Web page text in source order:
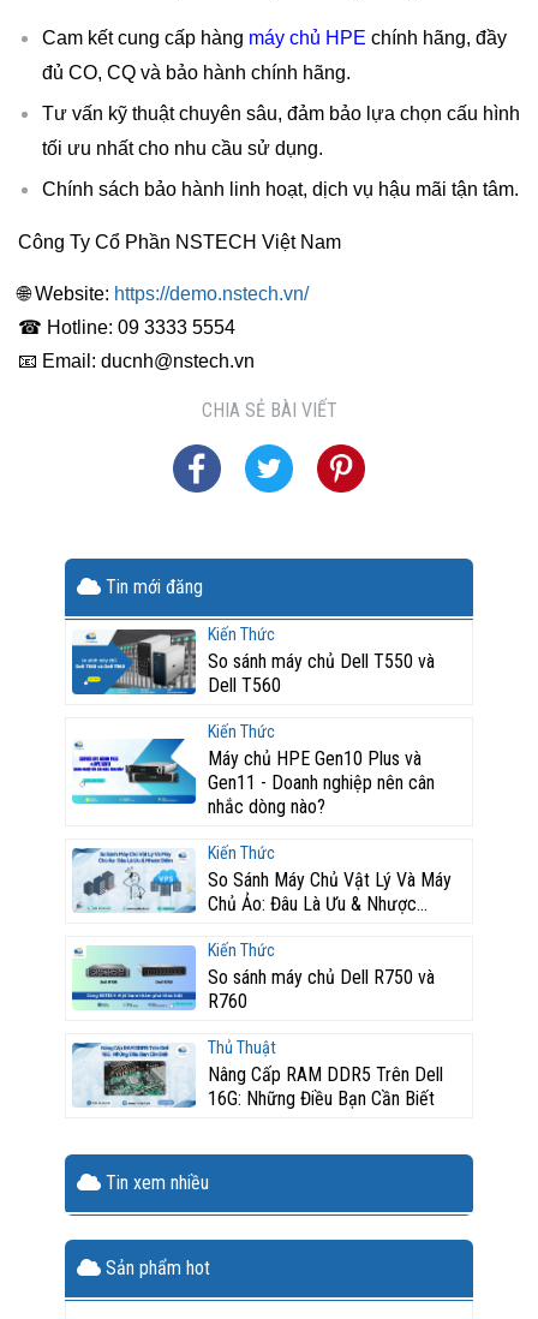
Cam kết cung cấp hàng máy chủ HPE chính hãng, đầy
đủ CO, CQ và bảo hành chính hãng.
Tư vấn kỹ thuật chuyên sâu, đảm bảo lựa chọn cấu hình
tối ưu nhất cho nhu cầu sử dụng.
Chính sách bảo hành linh hoạt, dịch vụ hậu mãi tận tâm.
Công Ty Cổ Phần NSTECH Việt Nam
🌐 Website: https://demo.nstech.vn/
☎ Hotline: 09 3333 5554
📧 Email: ducnh@nstech.vn
CHIA SẺ BÀI VIẾT
Tin mới đăng
Kiến Thức
So sánh máy chủ Dell T550 và
Dell T560
Kiến Thức
Máy chủ HPE Gen10 Plus và
Gen11 - Doanh nghiệp nên cân
nhắc dòng nào?
Kiến Thức
So Sánh Máy Chủ Vật Lý Và Máy
Chủ Ảo: Đâu Là Ưu & Nhược...
Kiến Thức
So sánh máy chủ Dell R750 và
R760
Thủ Thuật
Nâng Cấp RAM DDR5 Trên Dell
16G: Những Điều Bạn Cần Biết
Tin xem nhiều
Sản phẩm hot